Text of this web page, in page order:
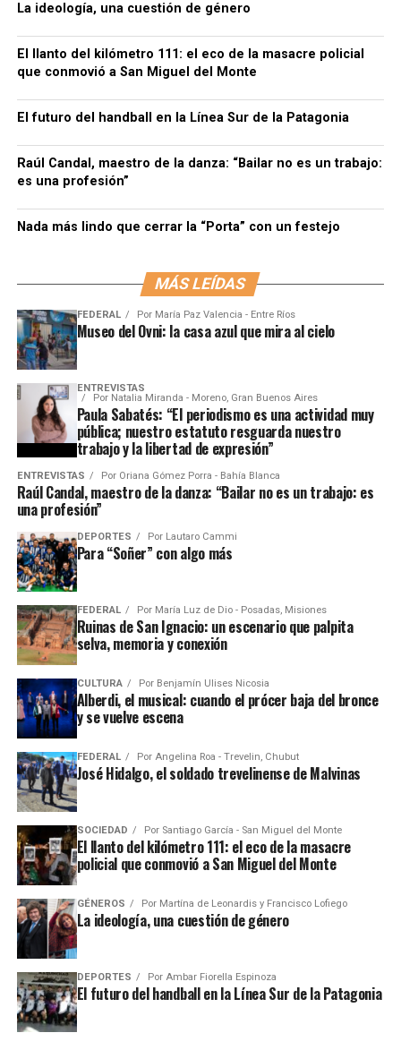
La ideología, una cuestión de género
El llanto del kilómetro 111: el eco de la masacre policial
que conmovió a San Miguel del Monte
El futuro del handball en la Línea Sur de la Patagonia
Raúl Candal, maestro de la danza: “Bailar no es un trabajo:
es una profesión”
Nada más lindo que cerrar la “Porta” con un festejo
MÁS LEÍDAS
FEDERAL Por María Paz Valencia - Entre Ríos
Museo del Ovni: la casa azul que mira al cielo
ENTREVISTAS
Por Natalia Miranda - Moreno, Gran Buenos Aires
Paula Sabatés: “El periodismo es una actividad muy
pública; nuestro estatuto resguarda nuestro
trabajo y la libertad de expresión”
ENTREVISTAS Por Oriana Gómez Porra - Bahía Blanca
Raúl Candal, maestro de la danza: “Bailar no es un trabajo: es
una profesión”
DEPORTES Por Lautaro Cammi
Para “Soñer” con algo más
FEDERAL Por María Luz de Dio - Posadas, Misiones
Ruinas de San Ignacio: un escenario que palpita
selva, memoria y conexión
CULTURA Por Benjamín Ulises Nicosia
Alberdi, el musical: cuando el prócer baja del bronce
y se vuelve escena
FEDERAL Por Angelina Roa - Trevelin, Chubut
José Hidalgo, el soldado trevelinense de Malvinas
SOCIEDAD Por Santiago García - San Miguel del Monte
El llanto del kilómetro 111: el eco de la masacre
policial que conmovió a San Miguel del Monte
GÉNEROS Por Martína de Leonardis y Francisco Lofiego
La ideología, una cuestión de género
DEPORTES Por Ambar Fiorella Espinoza
El futuro del handball en la Línea Sur de la Patagonia